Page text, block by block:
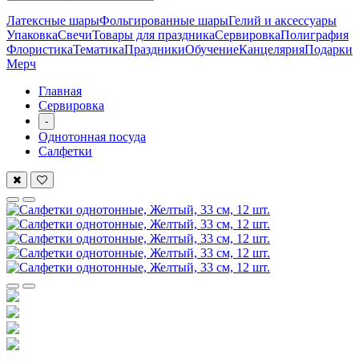
Латексные шарыФольгированные шарыГелий и аксессуары
УпаковкаСвечиТовары для праздникаСервировкаПолиграфия
ФлористикаТематикаПраздникиОбучениеКанцелярияПодарки
Мерч
Главная
Сервировка
-
Однотонная посуда
Салфетки